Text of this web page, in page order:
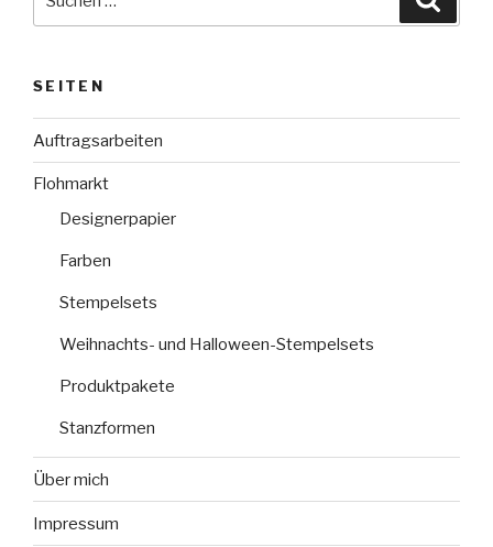
nach:
SEITEN
Auftragsarbeiten
Flohmarkt
Designerpapier
Farben
Stempelsets
Weihnachts- und Halloween-Stempelsets
Produktpakete
Stanzformen
Über mich
Impressum